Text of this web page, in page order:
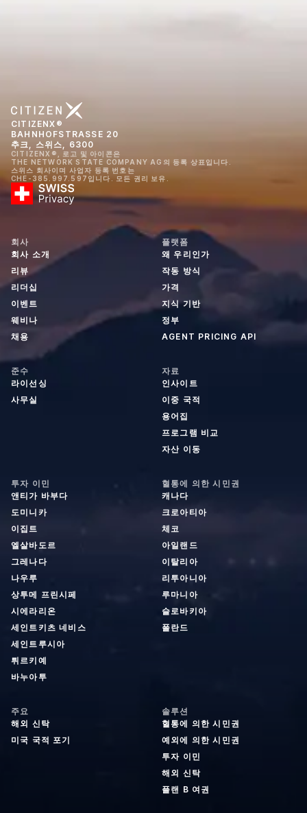
CITIZENX®
BAHNHOFSTRASSE 20
추크, 스위스, 6300
CITIZENX®, 로고 및 아이콘은
THE NETWORK STATE COMPANY AG의 등록 상표입니다.
스위스 회사이며 사업자 등록 번호는
CHE-385.997.597입니다. 모든 권리 보유.
회사
회사 소개
리뷰
리더십
이벤트
웨비나
채용
플랫폼
왜 우리인가
작동 방식
가격
지식 기반
정부
AGENT PRICING API
준수
라이선싱
사무실
자료
인사이트
이중 국적
용어집
프로그램 비교
자산 이동
투자 이민
앤티가 바부다
도미니카
이집트
엘살바도르
그레나다
나우루
상투메 프린시페
시에라리온
세인트키츠 네비스
세인트루시아
튀르키예
바누아투
혈통에 의한 시민권
캐나다
크로아티아
체코
아일랜드
이탈리아
리투아니아
루마니아
슬로바키아
폴란드
주요
해외 신탁
미국 국적 포기
솔루션
혈통에 의한 시민권
예외에 의한 시민권
투자 이민
해외 신탁
플랜 B 여권